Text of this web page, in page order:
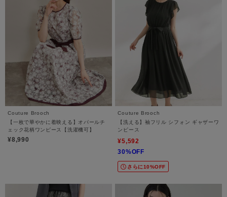
Couture Brooch
【一枚で華やかに着映える】オパールチ
ェック花柄ワンピース【洗濯機可】
¥8,990
Couture Brooch
【洗える】袖フリル シフォン ギャザーワ
ンピース
¥5,592
30%OFF
さらに10%OFF